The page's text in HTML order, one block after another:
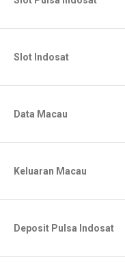
Slot Indosat
Data Macau
Keluaran Macau
Deposit Pulsa Indosat